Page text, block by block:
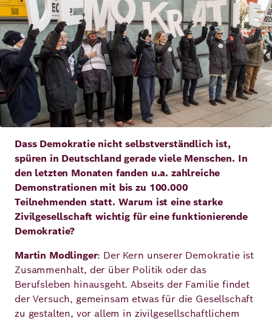
Veranstaltungen
Robert
Bosch
Academy
Deutsch Englisch
Ukraine
Dass Demokratie nicht selbstverständlich ist,
spüren in Deutschland gerade viele Menschen. In
den letzten Monaten fanden u.a. zahlreiche
Demonstrationen mit bis zu 100.000
Teilnehmenden statt. Warum ist eine starke
Zivilgesellschaft wichtig für eine funktionierende
Demokratie?
Martin Modlinger: Der Kern unserer Demokratie ist
Zusammenhalt, der über Politik oder das
Berufsleben hinausgeht. Abseits der Familie findet
der Versuch, gemeinsam etwas für die Gesellschaft
zu gestalten, vor allem in zivilgesellschaftlichem